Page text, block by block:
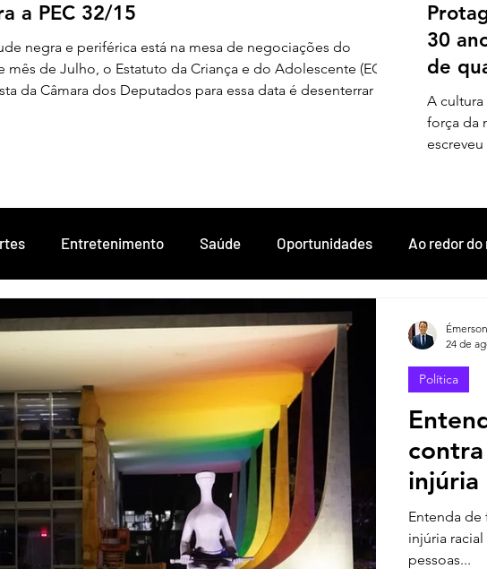
a PEC 32/15
negra e periférica está na mesa de negociações do
de Julho, o Estatuto da Criança e do Adolescente (ECA)
da Câmara dos Deputados para essa data é desenterrar a
30
de
A
força da
Entretenimento Saúde Oportunidades Ao redor do
LGBTQIAP+fobia Cultura Sociedades
vida Trabalho Ações Eventos
Segurança Cidadania Trans Luto
injúria
Entenda de
injúria
pessoas...
Política
24 de